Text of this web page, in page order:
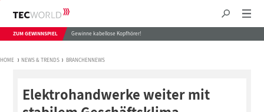
ZUM GEWINNSPIEL Gewinne kabellose Kopfhörer!
HOME NEWS & TRENDS BRANCHENNEWS
Elektrohandwerke weiter mit